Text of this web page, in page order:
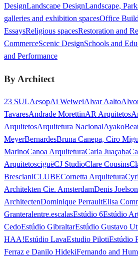
DesignLandscape DesignLandscape,
galleries and exhibition spacesOffice
EssaysReligious spacesRestoration and
CommerceScenic DesignSchools and
and Performance
By Architect
23 SULAesopAi WeiweiAlvar Aalto
TavaresAndrade MorettinAR Arquitetos
ArquitetosArquitetura NacionalAyako
MeyerBernardesBruna Canepa, Ciro
MarinoCanoa ArquiteturaCarla Juaçaba
ArquitetosciguëCJ StudioClare Cousins
BrescianiCLUBECornetta Arquitetura
Architekten Cie. AmsterdamDenis
ArchitectenDominique PerraultElisa
Granteralentre.escalasEstúdio 6Estúdio
CedoEstúdio GibraltarEstúdio Gustavo
HAA!Estúdio LavaEstudio PilotiEstúdio
Ferraz e Danilo HidekiFernando and